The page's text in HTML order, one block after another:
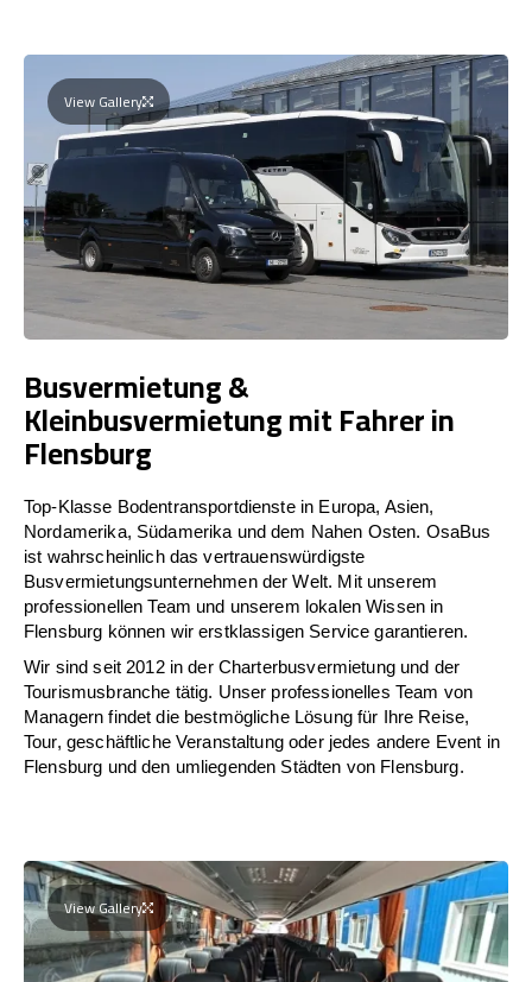
View Gallery
Busvermietung &
Kleinbusvermietung mit Fahrer in
Flensburg
Top-Klasse Bodentransportdienste in Europa, Asien,
Nordamerika, Südamerika und dem Nahen Osten. OsaBus
ist wahrscheinlich das vertrauenswürdigste
Busvermietungsunternehmen der Welt. Mit unserem
professionellen Team und unserem lokalen Wissen in
Flensburg können wir erstklassigen Service garantieren.
Wir sind seit 2012 in der Charterbusvermietung und der
Tourismusbranche tätig. Unser professionelles Team von
Managern findet die bestmögliche Lösung für Ihre Reise,
Tour, geschäftliche Veranstaltung oder jedes andere Event in
Flensburg und den umliegenden Städten von Flensburg.
View Gallery